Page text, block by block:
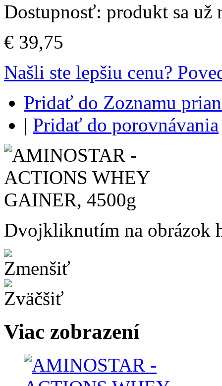
Dostupnosť: produkt sa už
€ 39,75
Našli ste lepšiu cenu?
Pridať do Zoznamu
| Pridať do porovnávania
Dvojkliknutím na obrázok
Viac zobrazení